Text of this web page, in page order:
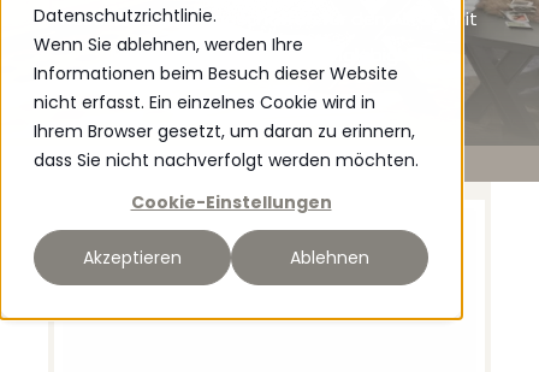
Datenschutzrichtlinie.
Wenn Sie ablehnen, werden Ihre
Informationen beim Besuch dieser Website
nicht erfasst. Ein einzelnes Cookie wird in
Ihrem Browser gesetzt, um daran zu erinnern,
dass Sie nicht nachverfolgt werden möchten.
Cookie-Einstellungen
Akzeptieren Ablehnen
Rustikale Eiche – geschaffen für den Alltag mit
Wärme, Charakter und Langlebigkeit.